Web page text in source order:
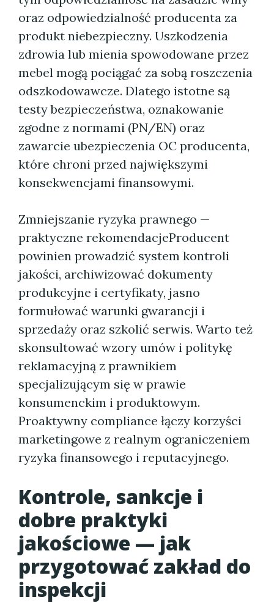
oraz odpowiedzialność producenta za
produkt niebezpieczny. Uszkodzenia
zdrowia lub mienia spowodowane przez
mebel mogą pociągać za sobą roszczenia
odszkodowawcze. Dlatego istotne są
testy bezpieczeństwa, oznakowanie
zgodne z normami (PN/EN) oraz
zawarcie ubezpieczenia OC producenta,
które chroni przed największymi
konsekwencjami finansowymi.
Zmniejszanie ryzyka prawnego —
praktyczne rekomendacjeProducent
powinien prowadzić system kontroli
jakości, archiwizować dokumenty
produkcyjne i certyfikaty, jasno
formułować warunki gwarancji i
sprzedaży oraz szkolić serwis. Warto też
skonsultować wzory umów i politykę
reklamacyjną z prawnikiem
specjalizującym się w prawie
konsumenckim i produktowym.
Proaktywny compliance łączy korzyści
marketingowe z realnym ograniczeniem
ryzyka finansowego i reputacyjnego.
Kontrole, sankcje i
dobre praktyki
jakościowe — jak
przygotować zakład do
inspekcji